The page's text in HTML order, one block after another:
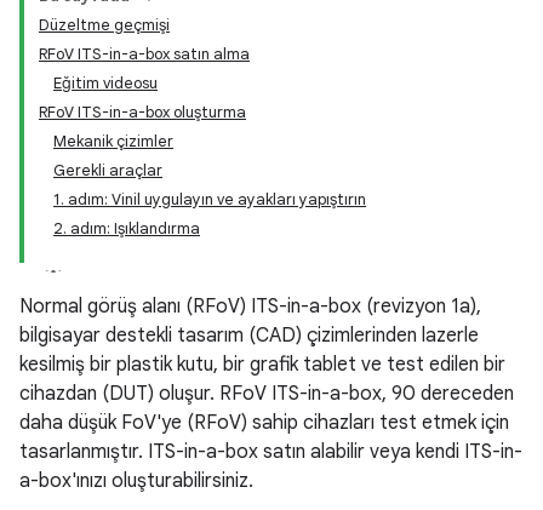
Düzeltme geçmişi
RFoV ITS-in-a-box satın alma
Eğitim videosu
RFoV ITS-in-a-box oluşturma
Mekanik çizimler
Gerekli araçlar
1. adım: Vinil uygulayın ve ayakları yapıştırın
2. adım: Işıklandırma
Normal görüş alanı (RFoV) ITS-in-a-box (revizyon 1a),
bilgisayar destekli tasarım (CAD) çizimlerinden lazerle
kesilmiş bir plastik kutu, bir grafik tablet ve test edilen bir
cihazdan (DUT) oluşur. RFoV ITS-in-a-box, 90 dereceden
daha düşük FoV'ye (RFoV) sahip cihazları test etmek için
tasarlanmıştır. ITS-in-a-box satın alabilir veya kendi ITS-in-
a-box'ınızı oluşturabilirsiniz.